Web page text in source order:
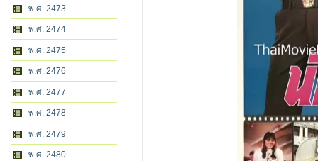
พ.ศ. 2473
พ.ศ. 2474
พ.ศ. 2475
พ.ศ. 2476
พ.ศ. 2477
พ.ศ. 2478
พ.ศ. 2479
พ.ศ. 2480